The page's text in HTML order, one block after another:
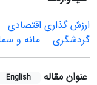
ارزش گذاری اقتصادی
گردشگری
مانه و
عنوان مقاله English